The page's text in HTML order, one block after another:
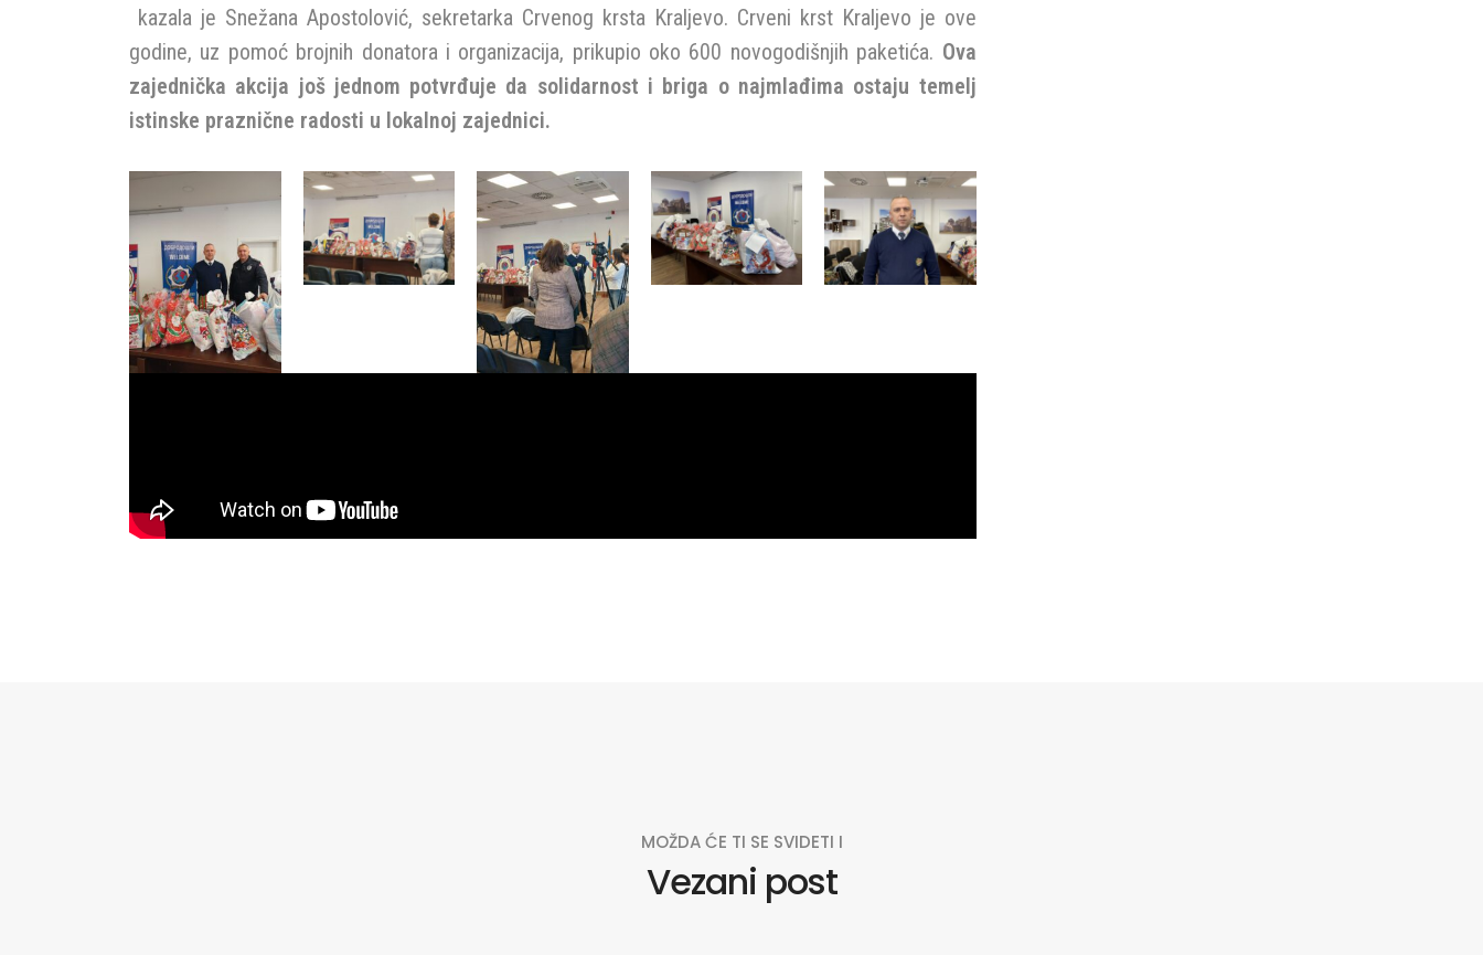
kazala je Snežana Apostolović, sekretarka Crvenog krsta Kraljevo. Crveni krst Kraljevo je ove
godine, uz pomoć brojnih donatora i organizacija, prikupio oko 600 novogodišnjih paketića. Ova
zajednička akcija još jednom potvrđuje da solidarnost i briga o najmlađima ostaju temelj
istinske praznične radosti u lokalnoj zajednici.
MOŽDA ĆE TI SE SVIDETI I
Vezani post